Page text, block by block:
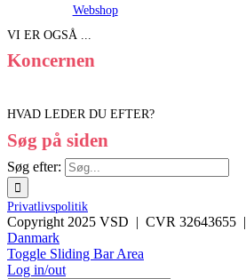
Webshop
VI ER OGSÅ ...
Koncernen
HVAD LEDER DU EFTER?
Søg på siden
Søg efter:
Privatlivspolitik
Copyright 2025 VSD | CVR 32643655
Danmark
Toggle Sliding Bar Area
Log in/out